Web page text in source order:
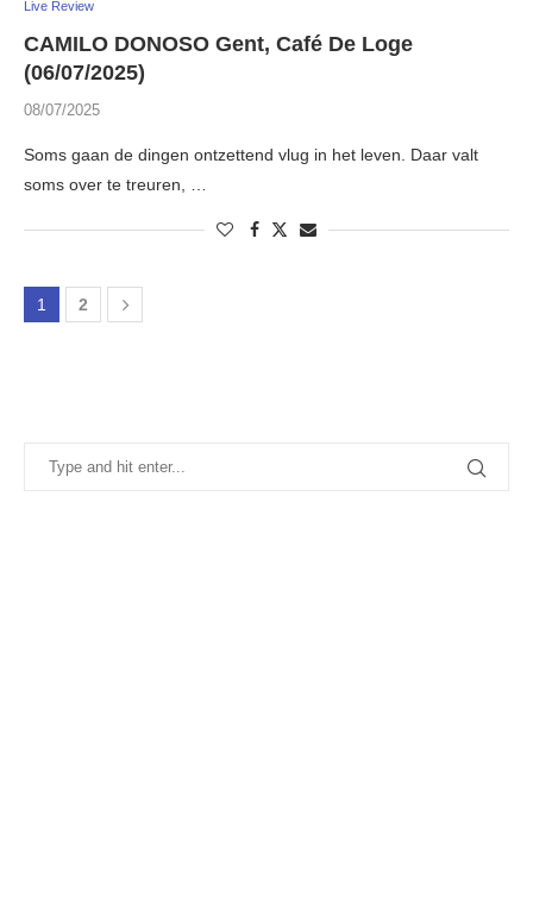
Live Review
CAMILO DONOSO Gent, Café De Loge
(06/07/2025)
08/07/2025
Soms gaan de dingen ontzettend vlug in het leven. Daar valt
soms over te treuren, …
1 2